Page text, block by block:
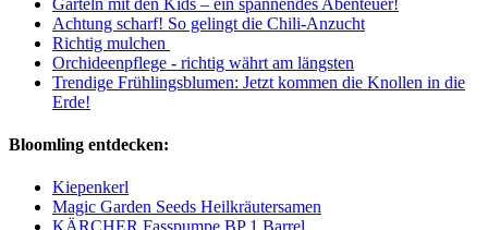
Achtung scharf! So gelingt die Chili-Anzucht
Richtig mulchen
Orchideenpflege - richtig währt am längsten
Trendige Frühlingsblumen: Jetzt kommen die Knollen in die
Erde!
Bloomling entdecken:
Kiepenkerl
Magic Garden Seeds Heilkräutersamen